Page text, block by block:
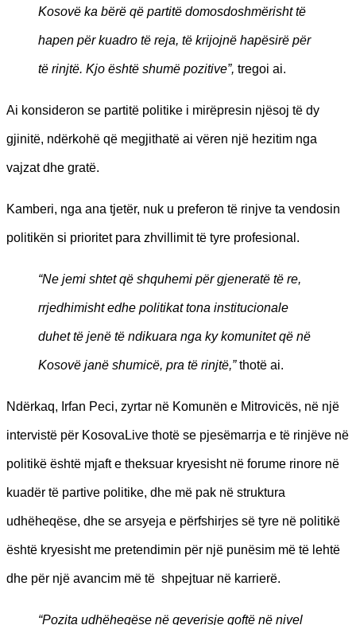
Kosovë ka bërë që partitë domosdoshmërisht të
hapen për kuadro të reja, të krijojnë hapësirë për
të rinjtë. Kjo është shumë pozitive”, tregoi ai.
Ai konsideron se partitë politike i mirëpresin njësoj të dy
gjinitë, ndërkohë që megjithatë ai vëren një hezitim nga
vajzat dhe gratë.
Kamberi, nga ana tjetër, nuk u preferon të rinjve ta vendosin
politikën si prioritet para zhvillimit të tyre profesional.
“Ne jemi shtet që shquhemi për gjeneratë të re,
rrjedhimisht edhe politikat tona institucionale
duhet të jenë të ndikuara nga ky komunitet që në
Kosovë janë shumicë, pra të rinjtë,”thotë ai.
Ndërkaq, Irfan Peci, zyrtar në Komunën e Mitrovicës, në një
intervistë për KosovaLive thotë se pjesëmarrja e të rinjëve në
politikë është mjaft e theksuar kryesisht në forume rinore në
kuadër të partive politike, dhe më pak në struktura
udhëheqëse, dhe se arsyeja e përfshirjes së tyre në politikë
është kryesisht me pretendimin për një punësim më të lehtë
dhe për një avancim më të shpejtuar në karrierë.
“Pozita udhëheqëse në qeverisje qoftë në nivel